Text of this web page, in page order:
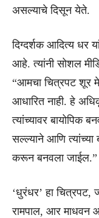
असल्याचे दिसून येते.
दिग्दर्शक आदित्य धर
आहे. त्यांनी सोशल
“आमचा चित्रपट शूर
आधारित नाही. हे
त्यांच्यावर बायोपिक
सल्ल्याने आणि
करून बनवला जाईल.”
‘धुरंधर’ हा चित्रपट,
रामपाल, आर माधवन